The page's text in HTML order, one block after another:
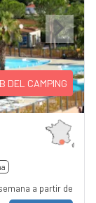
Next
DEL CAMPING
a partir de